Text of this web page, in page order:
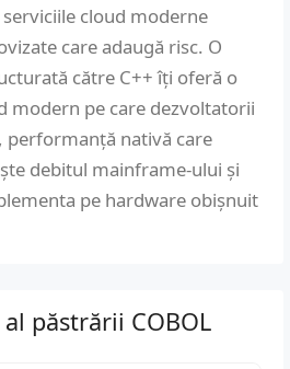
cloud moderne
care adaugă risc. O
către C++ îți oferă o
modern pe care dezvoltatorii
performanță nativă care
debitul mainframe-ului și
pe hardware obișnuit
păstrării COBOL